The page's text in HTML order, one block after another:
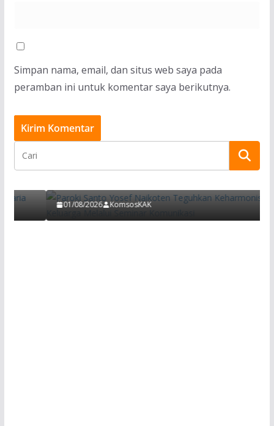
Simpan nama, email, dan situs web saya pada
peramban ini untuk komentar saya berikutnya.
Paroki Santo Yosef Naikoten Teguhkan
Keharmonisan Keluarga Melalui Seminar
01/08/2026 KomsosKAK